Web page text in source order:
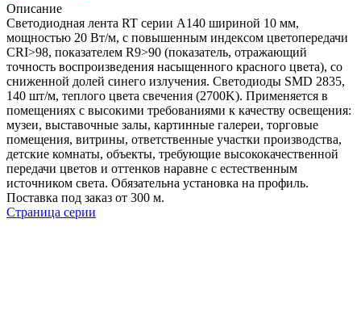
Описание
Светодиодная лента RT серии A140 шириной 10 мм,
мощностью 20 Вт/м, с повышенным индексом цветопередачи
CRI>98, показателем R9>90 (показатель, отражающий
точность воспроизведения насыщенного красного цвета), со
сниженной долей синего излучения. Светодиоды SMD 2835,
140 шт/м, теплого цвета свечения (2700K). Применяется в
помещениях с высокими требованиями к качеству освещения:
музеи, выставочные залы, картинные галереи, торговые
помещения, витрины, ответственные участки производства,
детские комнаты, объекты, требующие высококачественной
передачи цветов и оттенков наравне с естественным
источником света. Обязательна установка на профиль.
Поставка под заказ от 300 м.
Страница серии